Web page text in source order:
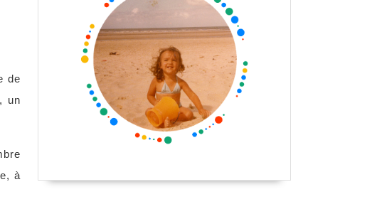
de
un
à